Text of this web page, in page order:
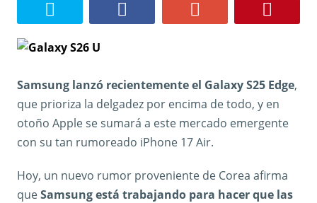
Samsung lanzó recientemente el Galaxy S25 Edge,
que prioriza la delgadez por encima de todo, y en
otoño Apple se sumará a este mercado emergente
con su tan rumoreado iPhone 17 Air.
Hoy, un nuevo rumor proveniente de Corea afirma
queSamsung está trabajando para hacer que las